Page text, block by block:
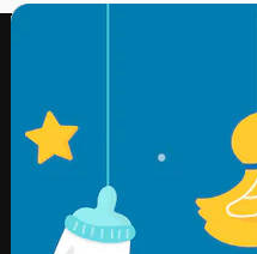
3D
A plataforma
seu melhor
assinantes entre
agências e estúdios.